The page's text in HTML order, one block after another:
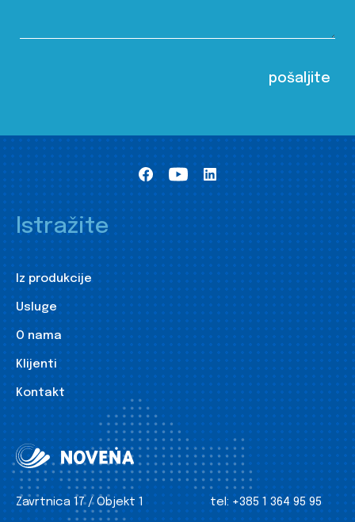
Istražite
Iz produkcije
Usluge
O nama
Klijenti
Kontakt
Zavrtnica 17 / Objekt 1
tel: +385 1 364 95 95